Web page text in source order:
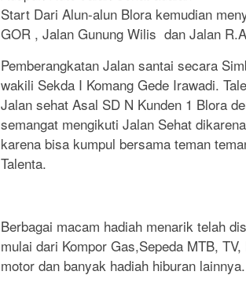
Start Dari Alun-alun Blora kemudian
GOR , Jalan Gunung Wilis dan Jalan
Pemberangkatan Jalan santai secara
wakili Sekda I Komang Gede Irawadi.
Jalan sehat Asal SD N Kunden 1 Blora
semangat mengikuti Jalan Sehat
karena bisa kumpul bersama teman
Talenta.
Berbagai macam hadiah menarik telah
mulai dari Kompor Gas,Sepeda MTB,
motor dan banyak hadiah hiburan lainnya.